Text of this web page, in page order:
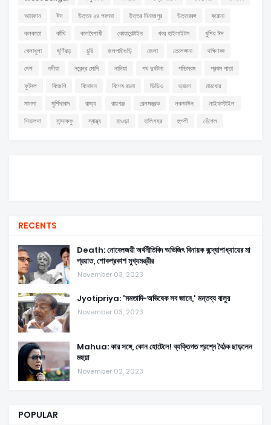
আম্ফান
ঈদ উত্তর ২৪ পরগনা উত্তর দিনাজপুর উত্তরবঙ্গ
করোনা
কলকাতা
কাঁথি কালবৈশাখী কোয়ারেন্টাইন খবর হাইলাইটস
খুশির ঈদ
খেলাধুলা
ঘূর্ণিঝড় চুরি জলপাইগুড়ি জেলা তেলেঙ্গানা
দক্ষিণবঙ্গ
দেশ
নদীয়া নরেন্দ্র মোদি নাদিয়া পথ দুর্ঘটনা পশ্চিমবঙ্গ
প্রথম পাতা
ফুটবল
বিজেপি বিনোদন বিশেষ রচনা ভিডিও ভ্রমণ
মারধোর
মালদা
মুর্শিদাবাদ রাজ্য রায়গঞ্জ রেলমন্ত্রক লকডাউন
লাইফস্টাইল
শিয়ালদা
সান্দাকফু স্বাস্থ্য হাওড়া হালিশহর হুগলী হেঁশেল
RECENTS
Death: নোবেলজয়ী অর্থনীতিবিদ অভিজিৎ বিনায়ক বন্দ্যোপাধ্যায়ের মা
প্রয়াত, শোকপ্রকাশ মুখ্যমন্ত্রীর
November 03, 2023
Jyotipriya: 'মমতাদি-অভিষেক সব জানে,' মন্তব্য বালুর
November 03, 2023
Mahua: কার সঙ্গে, কোন হোটেলে! ব্যক্তিগত প্রশ্নে বৈঠক ছাড়লেন
মহুয়া
November 02, 2023
POPULAR